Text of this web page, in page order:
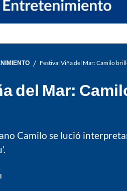
/ Festival Viña del Mar: Camilo
del Mar:
Camilo se lució